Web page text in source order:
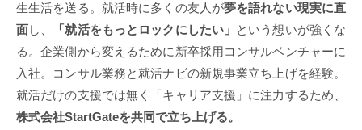
生生活を送る。就活時に多くの友人が夢を語れない現実に直
面し、 「就活をもっとロックにしたい」 という想いが強くな
る。企業側から変えるために新卒採用コンサルベンチャーに
入社。コンサル業務と就活ナビの新規事業立ち上げを経験。
就活だけの支援では無く「キャリア支援」に注力するため、
株式会社StartGateを共同で立ち上げる。